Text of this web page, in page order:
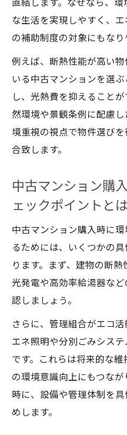
ベーションの工
宝塚市の中古戸
暮らし
中古戸建てを活
のヒント
資産価値も意識
用方法
宝塚市で選ぶ安心の
環境配慮型宝塚
中古戸建て選び
極め方
宝塚市の中古住
とは
中古マンション
チェック
宝塚市で安心し
びの工夫
自然と共生する宝塚
宝塚市で実践で
夫
直結します。なぜなら、
な生活を実現しやすく、
の補助制度の対象にもなり
例えば、断熱性能が高い
いる中古マンションを選
し、光熱費を抑えること
然環境や景観条例に配慮
境重視の視点で物件選び
合致します。
中古マンション購
ェックポイントと
中古マンション購入時に
るためには、いくつかの
ります。まず、建物の断
光発電や高効率給湯器な
認しましょう。
さらに、管理組合がエコ
エネ照明や分別ごみシス
です。これらは将来的な
の環境意識向上にもつな
時に、設備や管理体制を
めします。